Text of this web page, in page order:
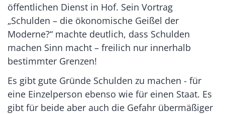
öffentlichen Dienst in Hof. Sein Vortrag
„Schulden – die ökonomische Geißel der
Moderne?“ machte deutlich, dass Schulden
machen Sinn macht – freilich nur innerhalb
bestimmter Grenzen!
Es gibt gute Gründe Schulden zu machen - für
eine Einzelperson ebenso wie für einen Staat. Es
gibt für beide aber auch die Gefahr übermäßiger